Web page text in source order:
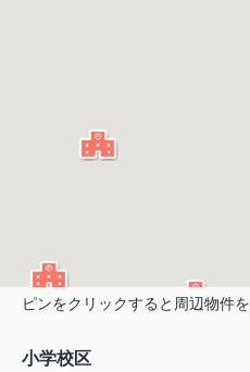
ピンをクリックすると周辺物件を
小学校区